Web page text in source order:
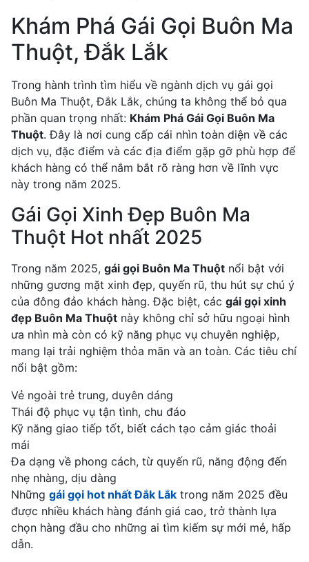
Khám Phá Gái Gọi Buôn Ma
Thuột, Đắk Lắk
Trong hành trình tìm hiểu về ngành dịch vụ gái gọi
Buôn Ma Thuột, Đắk Lắk, chúng ta không thể bỏ qua
phần quan trọng nhất: Khám Phá Gái Gọi Buôn Ma
Thuột. Đây là nơi cung cấp cái nhìn toàn diện về các
dịch vụ, đặc điểm và các địa điểm gặp gỡ phù hợp để
khách hàng có thể nắm bắt rõ ràng hơn về lĩnh vực
này trong năm 2025.
Gái Gọi Xinh Đẹp Buôn Ma
Thuột Hot nhất 2025
Trong năm 2025, gái gọi Buôn Ma Thuột nổi bật với
những gương mặt xinh đẹp, quyến rũ, thu hút sự chú ý
của đông đảo khách hàng. Đặc biệt, các gái gọi xinh
đẹp Buôn Ma Thuột này không chỉ sở hữu ngoại hình
ưa nhìn mà còn có kỹ năng phục vụ chuyên nghiệp,
mang lại trải nghiệm thỏa mãn và an toàn. Các tiêu chí
nổi bật gồm:
Vẻ ngoài trẻ trung, duyên dáng
Thái độ phục vụ tận tình, chu đáo
Kỹ năng giao tiếp tốt, biết cách tạo cảm giác thoải
mái
Đa dạng về phong cách, từ quyến rũ, năng động đến
nhẹ nhàng, dịu dàng
Những gái gọi hot nhất Đắk Lắk trong năm 2025 đều
được nhiều khách hàng đánh giá cao, trở thành lựa
chọn hàng đầu cho những ai tìm kiếm sự mới mẻ, hấp
dẫn.